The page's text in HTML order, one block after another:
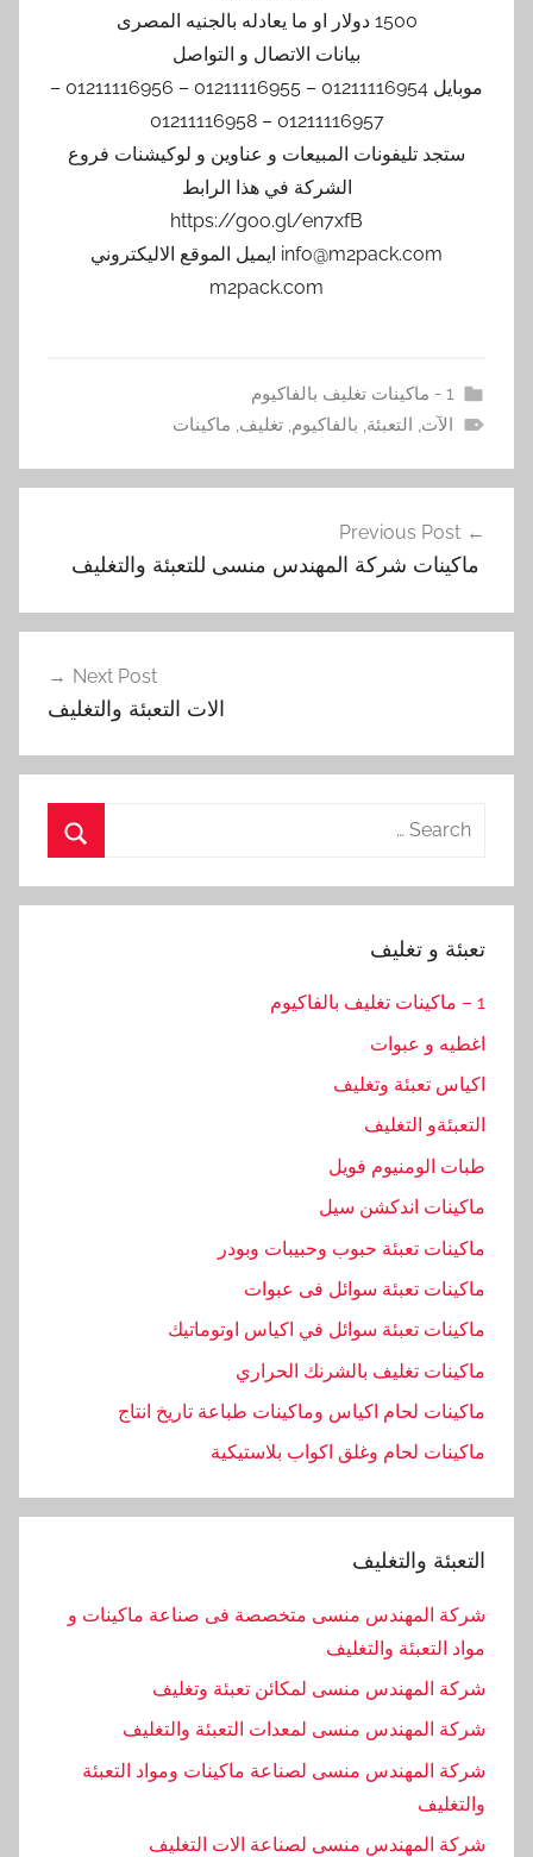
1500 دولار او ما يعادله بالجنيه المصرى
بيانات الاتصال و التواصل
موبايل 01211116954 – 01211116955 – 01211116956 –
01211116957 – 01211116958
ستجد تليفونات المبيعات و عناوين و لوكيشنات فروع
الشركة في هذا الرابط
https://goo.gl/en7xfB
info@m2pack.com ايميل الموقع الاليكتروني
m2pack.com
1 - ماكينات تغليف بالفاكيوم
الآت, التعبئة, بالفاكيوم,تغليف, ماكينات
المقالات
Previous Post
‏ ماكينات شركة المهندس منسى للتعبئة والتغليف
Next Post
الات التعبئة والتغليف
Search
تعبئة و تغليف
1 – ماكينات تغليف بالفاكيوم
اغطيه و عبوات
اكياس تعبئة وتغليف
التعبئةو التغليف
طبات الومنيوم فويل
ماكينات اندكشن سيل
ماكينات تعبئة حبوب وحبيبات وبودر
ماكينات تعبئة سوائل فى عبوات
ماكينات تعبئة سوائل في اكياس اوتوماتيك
ماكينات تغليف بالشرنك الحراري
ماكينات لحام اكياس وماكينات طباعة تاريخ انتاج
ماكينات لحام وغلق اكواب بلاستيكية
التعبئة والتغليف
شركة المهندس منسى متخصصة فى صناعة ماكينات و
مواد التعبئة والتغليف
شركة المهندس منسى لمكائن تعبئة وتغليف
شركة المهندس منسى لمعدات التعبئة والتغليف
شركة المهندس منسى لصناعة ماكينات ومواد التعبئة
والتغليف
‏شركة المهندس منسى لصناعة الات التغليف